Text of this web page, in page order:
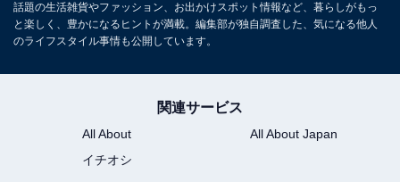
3位：「さっぽろホワイトイルミネーション」「神
戸ルミナリエ」
話題の生活雑貨やファッション、お出かけスポット情報など、暮らしがもっ
と楽しく、豊かになるヒントが満載。編集部が独自調査した、気になる他人
のライフスタイル事情も公開しています。
関連サービス
All About
All About Japan
イチオシ